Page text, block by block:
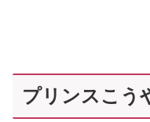
プリンスこう